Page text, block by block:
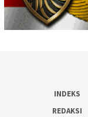
INDEKS
REDAKSI